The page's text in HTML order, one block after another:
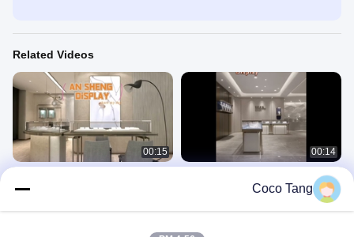
Related Videos
00:14
جعبه نمایش جواهرات شیشه ای چند رنگ /
جواهرات مدرن ویترین سبک لوکس
00:15
از نوع شامپاین طلایی
Coco Tang